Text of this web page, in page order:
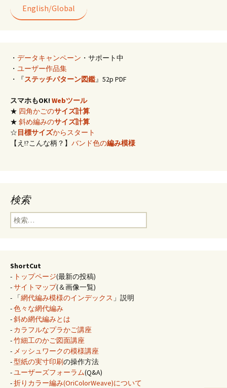
English/Global
・ データキャンペーン ・サポート中
・ ユーザー作品集
・『ステッチパターン図鑑』52p PDF
スマホもOK! Webツール
★ 四角かごのサイズ計算
★ 斜め編みのサイズ計算
☆目標サイズからスタート
【え!?こんな柄？】 バンド色の編み模様
検索
検
索:
ShortCut
- トップページ(最新の投稿)
-サイトマップ(＆画像一覧)
- 「網代編み模様のインデックス 」説明
-色々な網代編み
-斜め網代編みとは
- カラフルなプラかご講座
-竹細工のかご図面講座
- メッシュワークの模様講座
-型紙の実寸印刷の操作方法
-ユーザーズフォーラム(Q&A)
-折りカラー編み(OriColorWeave)について